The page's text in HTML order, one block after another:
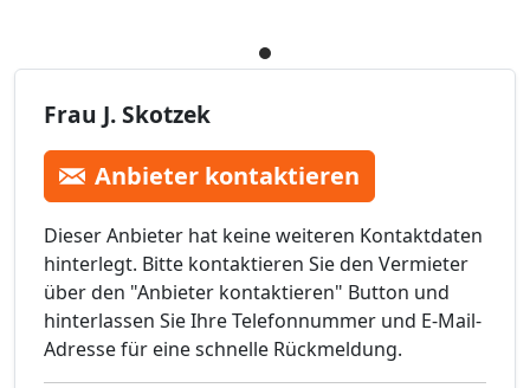
Frau J. Skotzek
Anbieter kontaktieren
Dieser Anbieter hat keine weiteren Kontaktdaten
hinterlegt. Bitte kontaktieren Sie den Vermieter
über den "Anbieter kontaktieren" Button und
hinterlassen Sie Ihre Telefonnummer und E-Mail-
Adresse für eine schnelle Rückmeldung.